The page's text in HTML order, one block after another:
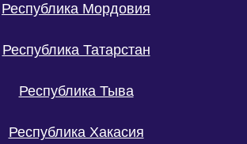
Республика Мордовия
Республика Татарстан
Республика Тыва
Республика Хакасия